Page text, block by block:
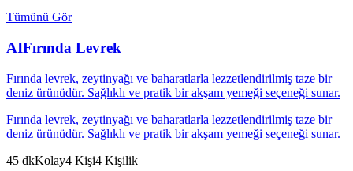
Tümünü Gör
AIFırında Levrek
Fırında levrek, zeytinyağı ve baharatlarla lezzetlendirilmiş taze bir
deniz ürünüdür. Sağlıklı ve pratik bir akşam yemeği seçeneği sunar.
Fırında levrek, zeytinyağı ve baharatlarla lezzetlendirilmiş taze bir
deniz ürünüdür. Sağlıklı ve pratik bir akşam yemeği seçeneği sunar.
45 dkKolay4 Kişi4 Kişilik